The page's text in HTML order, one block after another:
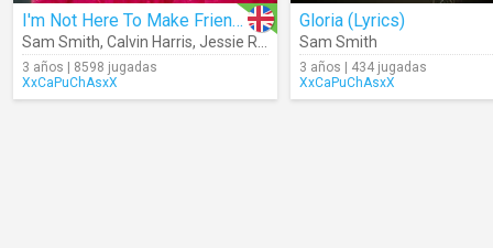
I'm Not Here To Make Friends
Sam Smith, Calvin Harris, Jessie Reyez
3 años | 8598 jugadas
XxCaPuChAsxX
Gloria (Lyrics)
Sam Smith
3 años | 434 jugadas
XxCaPuChAsxX